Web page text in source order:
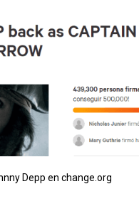
Depp en change.org